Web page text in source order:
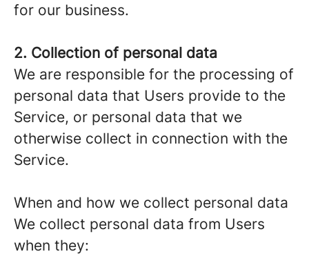
for our business.
2. Collection of personal data
We are responsible for the processing of
personal data that Users provide to the
Service, or personal data that we
otherwise collect in connection with the
Service.
When and how we collect personal data
We collect personal data from Users
when they: